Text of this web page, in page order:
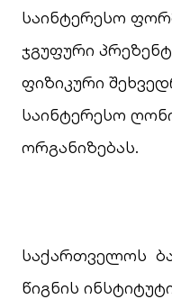
საინტერესო
ჯგუფური
ფიზიკური
საინტერესო
ორგანიზებას.
საქართველოს
წიგნის